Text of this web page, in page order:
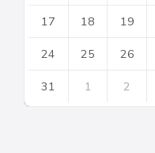
17 18 19
24 25 26
31 1 2